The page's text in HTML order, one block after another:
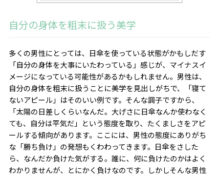
自分の身体を粗末に扱う美学
多くの男性にとっては、日傘を使っている状態がかもしだす
「自分の身体を大事にいたわっている」感じが、マイナスイ
メージになっている可能性があるかもしれません。男性は、
自分の身体を粗末に扱うことに美学を見出しがちで、「寝て
ないアピール」はそのいい例です。そんな調子ですから、
「太陽の日差しくらいなんだ。大げさに日傘なんか使わなく
ても、自分は平気だ」という態度を取り、たくましさをアピ
ールする傾向があります。ここには、男性の態度にありがち
な「勝ち負け」の発想もくわわってきます。日傘をさした
ら、なんだか負けた気がする。誰に、何に負けたのかはよく
わかりませんが、とにかく負けなのです。しかしそんな男性